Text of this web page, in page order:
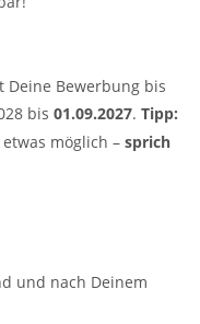
Deine Bewerbung bis
bis 01.09.2027. Tipp:
möglich – sprich
und nach Deinem